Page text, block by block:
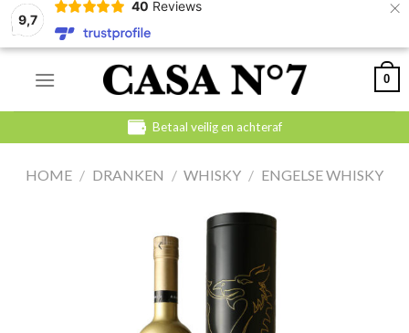
9,7
40 Reviews ×
Skip
0
Betaal veilig en achteraf
HOME / DRANKEN / WHISKY / ENGELSE WHISKY